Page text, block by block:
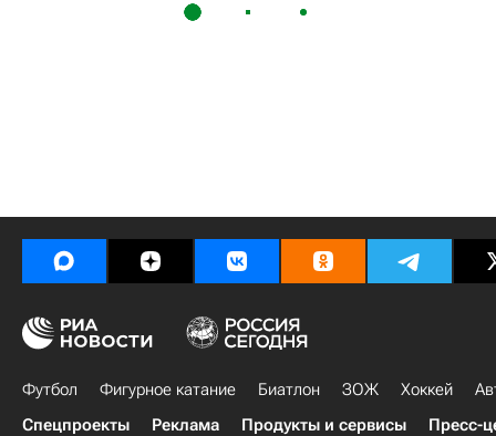
Футбол Фигурное катание Биатлон ЗОЖ Хоккей
Спецпроекты
Реклама Продукты и сервисы Пресс-